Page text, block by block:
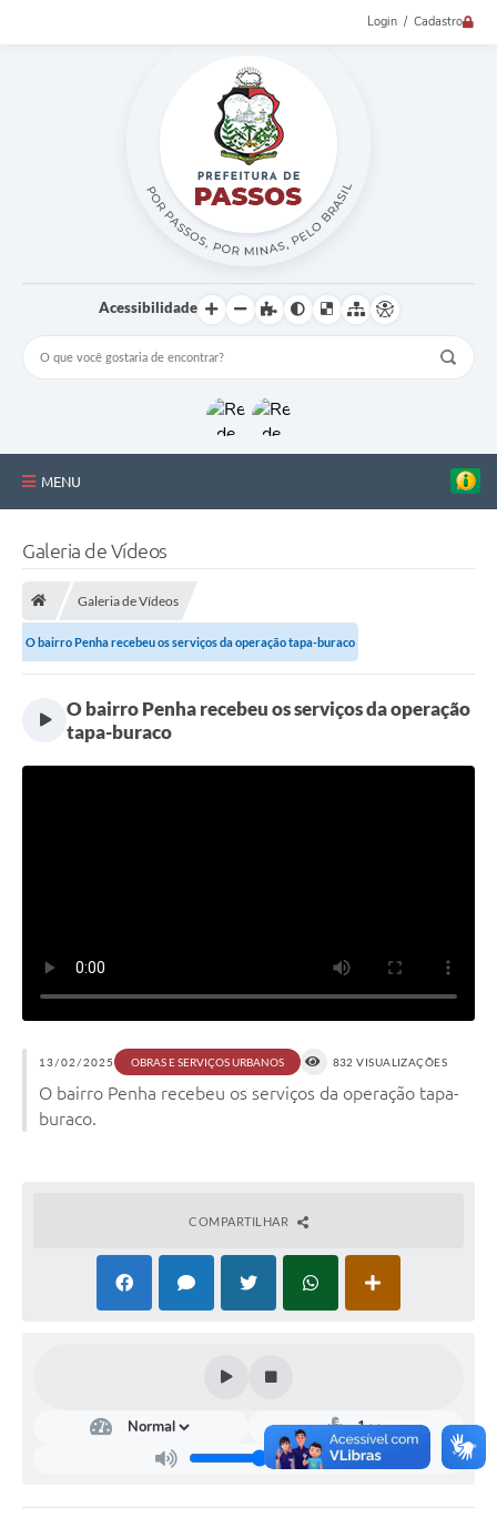
Login / Cadastro
Acessibilidade
MENU
Estrutura Administrativa
Galeria de Fotos
Galeria de Vídeos
Galeria de Vídeos
O bairro Penha recebeu os serviços da operação tapa-buraco
O bairro Penha recebeu os serviços da operação
tapa-buraco
13/02/2025 OBRAS E SERVIÇOS URBANOS 832 VISUALIZAÇÕES
O bairro Penha recebeu os serviços da operação tapa-
buraco.
COMPARTILHAR